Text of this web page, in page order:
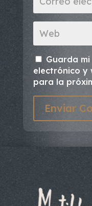
Guarda
electrónico y
para la
Enviar